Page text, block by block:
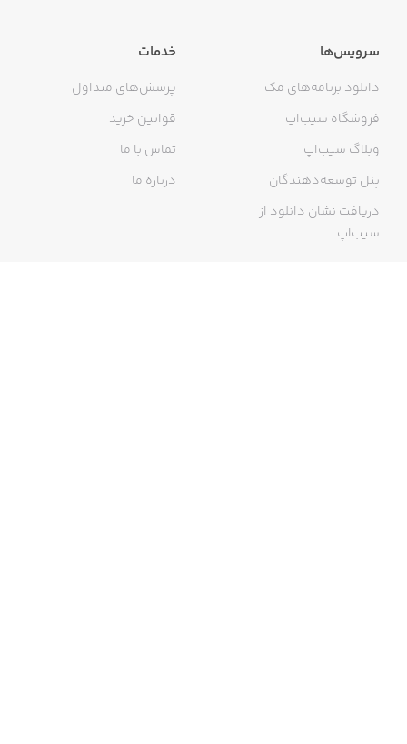
سرویس‌ها
دانلود برنامه‌های مک
فروشگاه سیب‌اپ
وبلاگ سیب‌اپ
پنل توسعه‌دهندگان
دریافت نشان دانلود از
سیب‌اپ
خدمات
پرسش‌های متداول
قوانین خرید
تماس با ما
درباره ما